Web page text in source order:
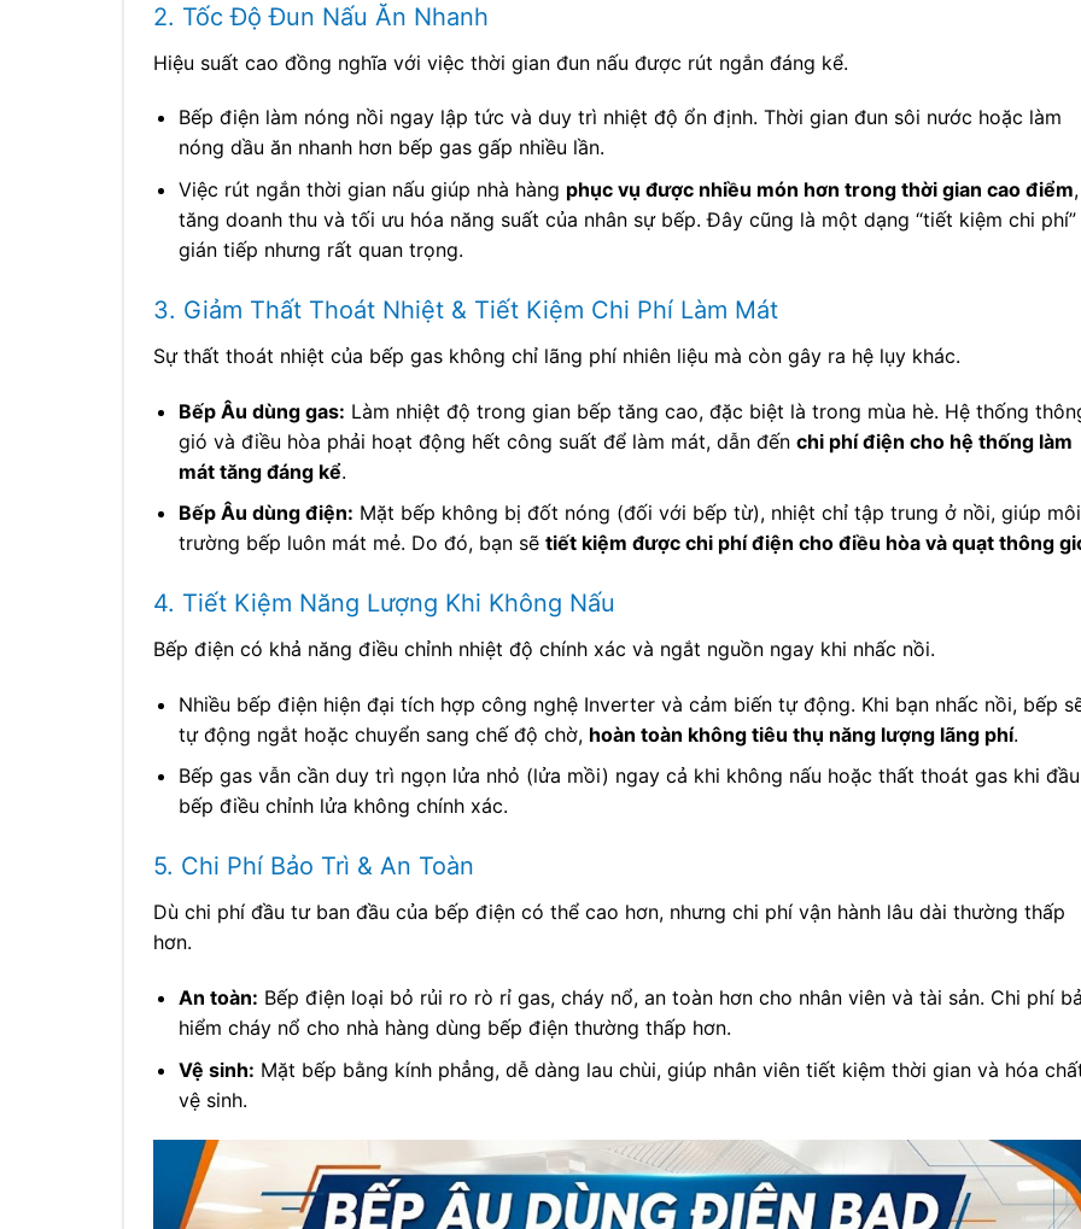
2. Tốc Độ Đun Nấu Ăn Nhanh
Hiệu suất cao đồng nghĩa với việc thời gian đun nấu được rút ngắn đáng kể.
Bếp điện làm nóng nồi ngay lập tức và duy trì nhiệt độ ổn định. Thời gian đun sôi nước hoặc làm
nóng dầu ăn nhanh hơn bếp gas gấp nhiều lần.
Việc rút ngắn thời gian nấu giúp nhà hàng phục vụ được nhiều món hơn trong thời gian cao điểm,
tăng doanh thu và tối ưu hóa năng suất của nhân sự bếp. Đây cũng là một dạng “tiết kiệm chi phí”
gián tiếp nhưng rất quan trọng.
3. Giảm Thất Thoát Nhiệt & Tiết Kiệm Chi Phí Làm Mát
Sự thất thoát nhiệt của bếp gas không chỉ lãng phí nhiên liệu mà còn gây ra hệ lụy khác.
Bếp Âu dùng gas: Làm nhiệt độ trong gian bếp tăng cao, đặc biệt là trong mùa hè. Hệ thống
gió và điều hòa phải hoạt động hết công suất để làm mát, dẫn đến chi phí điện cho hệ thống làm
mát tăng đáng kể.
Bếp Âu dùng điện: Mặt bếp không bị đốt nóng (đối với bếp từ), nhiệt chỉ tập trung ở nồi, giúp môi
trường bếp luôn mát mẻ. Do đó, bạn sẽ tiết kiệm được chi phí điện cho điều hòa và quạt thông
4. Tiết Kiệm Năng Lượng Khi Không Nấu
Bếp điện có khả năng điều chỉnh nhiệt độ chính xác và ngắt nguồn ngay khi nhấc nồi.
Nhiều bếp điện hiện đại tích hợp công nghệ Inverter và cảm biến tự động. Khi bạn nhấc nồi, bếp
tự động ngắt hoặc chuyển sang chế độ chờ, hoàn toàn không tiêu thụ năng lượng lãng phí.
Bếp gas vẫn cần duy trì ngọn lửa nhỏ (lửa mồi) ngay cả khi không nấu hoặc thất thoát gas khi đầu
bếp điều chỉnh lửa không chính xác.
5. Chi Phí Bảo Trì & An Toàn
Dù chi phí đầu tư ban đầu của bếp điện có thể cao hơn, nhưng chi phí vận hành lâu dài thường thấp
hơn.
An toàn: Bếp điện loại bỏ rủi ro rò rỉ gas, cháy nổ, an toàn hơn cho nhân viên và tài sản. Chi phí
hiểm cháy nổ cho nhà hàng dùng bếp điện thường thấp hơn.
Vệ sinh: Mặt bếp bằng kính phẳng, dễ dàng lau chùi, giúp nhân viên tiết kiệm thời gian và hóa
vệ sinh.